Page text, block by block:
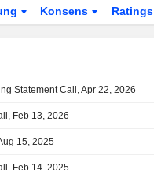
Konsens Ratings
Statement Call, Apr 22, 2026
Feb 13, 2026
15, 2025
Feb 14, 2025